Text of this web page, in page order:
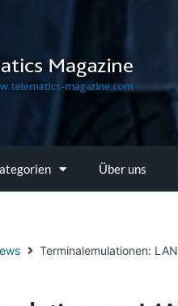
Über uns
Terminalemulationen: